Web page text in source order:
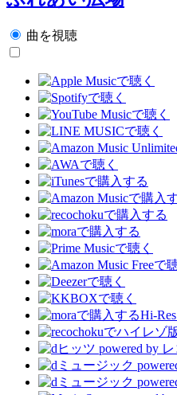
曲を視聴
Hi-Res